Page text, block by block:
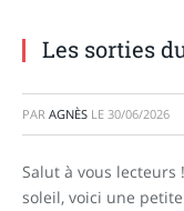
Les sorties
PAR AGNÈS LE 30/06/2026
Salut à vous lecteurs
soleil, voici une